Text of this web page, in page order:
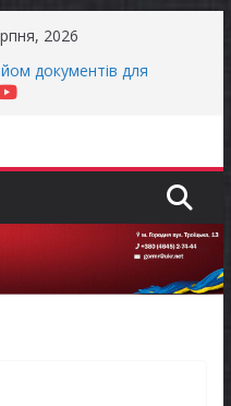
2026
документів для
Міністрів України
програми «Діалог
уже можуть
випробовує жителів
літньою спекою